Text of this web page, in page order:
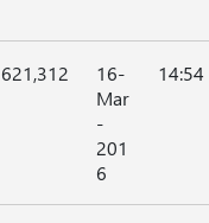
621,312
16-
Mar
-
201
6
14:54